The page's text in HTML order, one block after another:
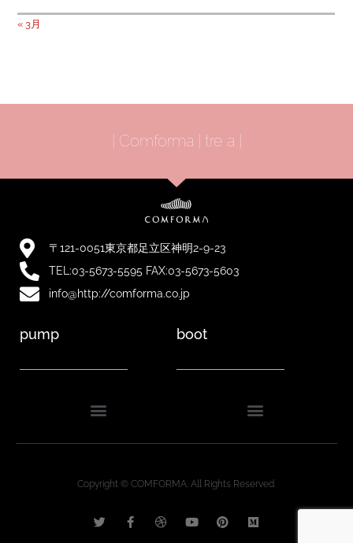
« 3月
| Comforma | tre a |
〒121-0051東京都足立区神明2-9-23
TEL:03-5673-5595 FAX:03-5673-5603
info@http://comforma.co.jp
pump boot
Copyright © COMFORMA. All Rights Reserved.